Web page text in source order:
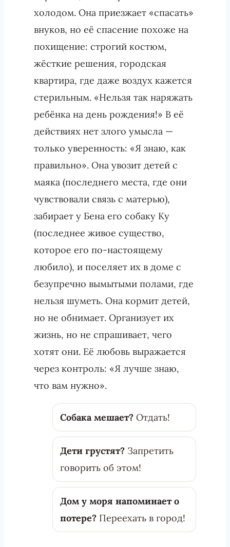
холодом. Она приезжает «спасать»
внуков, но её спасение похоже на
похищение: строгий костюм,
жёсткие решения, городская
квартира, где даже воздух кажется
стерильным. «Нельзя так наряжать
ребёнка на день рождения!» В её
действиях нет злого умысла —
только уверенность: «Я знаю, как
правильно». Она увозит детей с
маяка (последнего места, где они
чувствовали связь с матерью),
забирает у Бена его собаку Ку
(последнее живое существо,
которое его по-настоящему
любило), и поселяет их в доме с
безупречно вымытыми полами, где
нельзя шуметь. Она кормит детей,
но не обнимает. Организует их
жизнь, но не спрашивает, чего
хотят они. Её любовь выражается
через контроль: «Я лучше знаю,
что вам нужно».
Собака мешает? Отдать!
Дети грустят? Запретить
говорить об этом!
Дом у моря напоминает о
потере? Переехать в город!